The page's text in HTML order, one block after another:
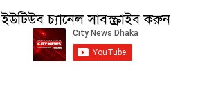
ইউটিউব চ্যানেল সাবস্ক্রাইব করুন